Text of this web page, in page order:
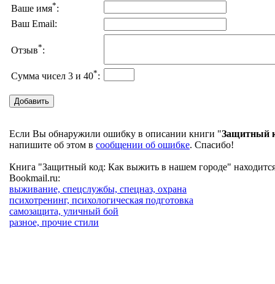
Ваше имя*:
Ваш Email:
Отзыв*:
Сумма чисел 3 и 40*:
Если Вы обнаружили ошибку в описании книги "Защитный
напишите об этом в сообщении об ошибке. Спасибо!
Книга "Защитный код: Как выжить в нашем городе"
Bookmail.ru:
выживание, спецслужбы, спецназ, охрана
психотренинг, психологическая подготовка
самозащита, уличный бой
разное, прочие стили